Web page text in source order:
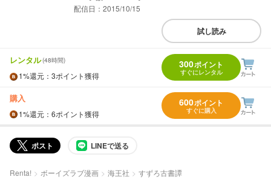
配信日：2015/10/15
試し読み
レンタル(48時間)
1%還元 ：3ポイント獲得
300ポイント
すぐにレンタル
購入
1%還元 ：6ポイント獲得
600ポイント
すぐに購入
ポスト LINEで送る
Renta! ボーイズラブ漫画 海王社 すずろ古書譚